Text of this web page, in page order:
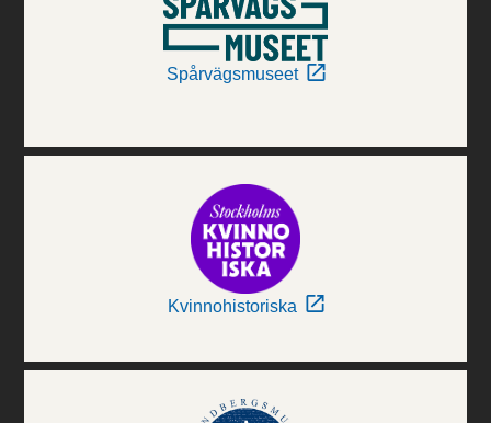
Spårvägsmuseet
Kvinnohistoriska